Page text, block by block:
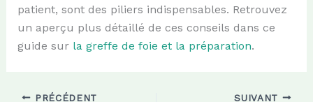
patient, sont des piliers indispensables. Retrouvez
un aperçu plus détaillé de ces conseils dans ce
guide sur la greffe de foie et la préparation.
PRÉCÉDENT SUIVANT